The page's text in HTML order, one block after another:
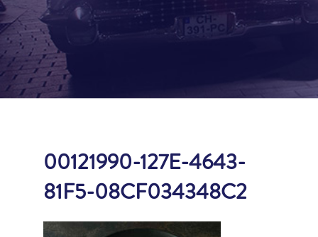
00121990-127E-4643-
81F5-08CF034348C2